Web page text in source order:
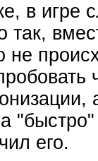
в игре
так,
не
его.